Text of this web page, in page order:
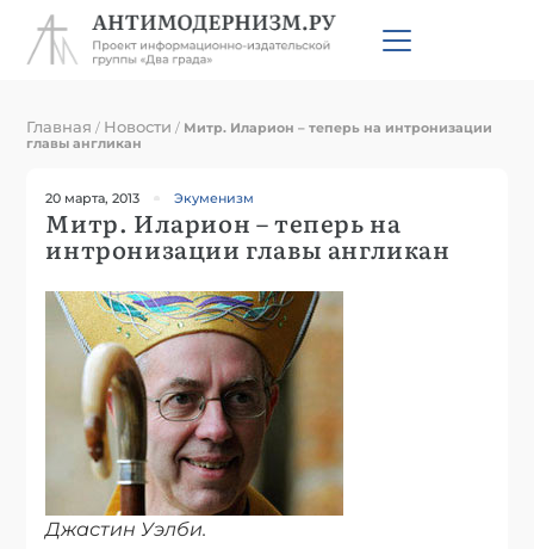
Главная / Новости / Митр. Иларион – теперь на интронизации
главы англикан
20 марта, 2013 Экуменизм
Митр. Иларион – теперь на
интронизации главы англикан
Джастин Уэлби.